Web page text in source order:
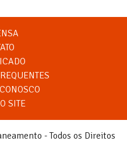
SITE
- Todos os Direitos